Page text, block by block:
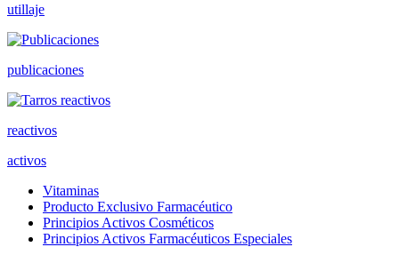
utillaje
publicaciones
reactivos
activos
Vitaminas
Producto Exclusivo Farmacéutico
Principios Activos Cosméticos
Principios Activos Farmacéuticos Especiales